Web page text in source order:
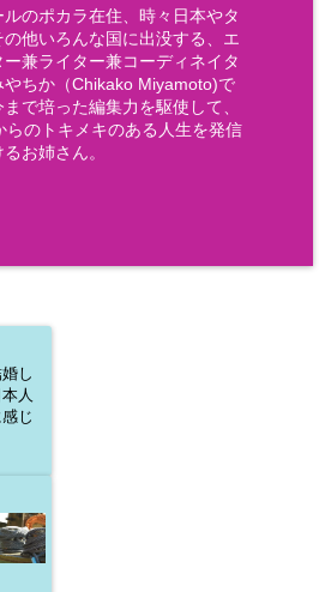
ルのポカラ在住、時々日本やタ
の他いろんな国に出没する、エ
ー兼ライター兼コーディネイタ
やちか（Chikako Miyamoto)で
で培った編集力を駆使して、
らのトキメキのある人生を発信
るお姉さん。
し
人
じ